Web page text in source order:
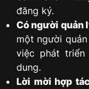
đăng ký.
Có người quản
một người
việc phát
dung.
Lời mời hợp